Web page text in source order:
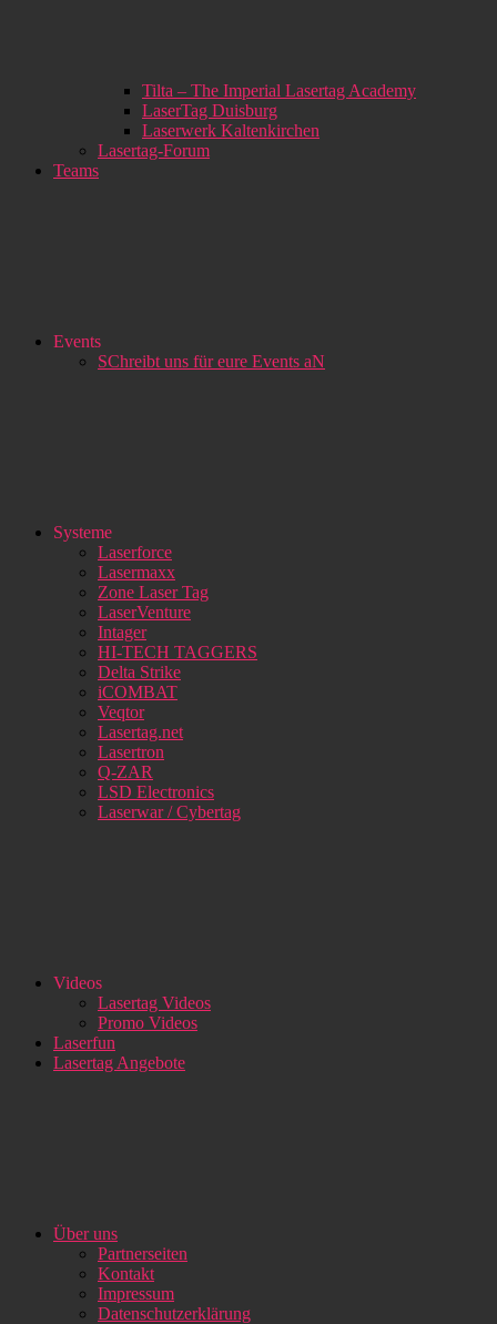
Tilta – The Imperial Lasertag Academy
LaserTag Duisburg
Laserwerk Kaltenkirchen
Lasertag-Forum
Teams
Events
SChreibt uns für eure Events aN
Systeme
Laserforce
Lasermaxx
Zone Laser Tag
LaserVenture
Intager
HI-TECH TAGGERS
Delta Strike
iCOMBAT
Veqtor
Lasertag.net
Lasertron
Q-ZAR
LSD Electronics
Laserwar / Cybertag
Videos
Lasertag Videos
Promo Videos
Laserfun
Lasertag Angebote
Über uns
Partnerseiten
Kontakt
Impressum
Datenschutzerklärung